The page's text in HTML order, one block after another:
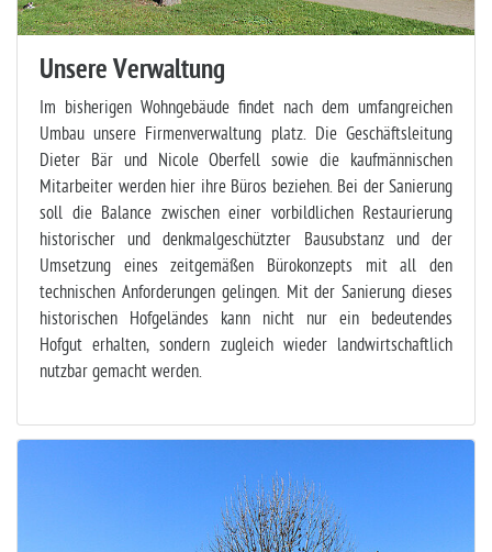
Unsere Verwaltung
Im bisherigen Wohngebäude findet nach dem umfangreichen
Umbau unsere Firmenverwaltung platz. Die Geschäftsleitung
Dieter Bär und Nicole Oberfell sowie die kaufmännischen
Mitarbeiter werden hier ihre Büros beziehen. Bei der Sanierung
soll die Balance zwischen einer vorbildlichen Restaurierung
historischer und denkmalgeschützter Bausubstanz und der
Umsetzung eines zeitgemäßen Bürokonzepts mit all den
technischen Anforderungen gelingen. Mit der Sanierung dieses
historischen Hofgeländes kann nicht nur ein bedeutendes
Hofgut erhalten, sondern zugleich wieder landwirtschaftlich
nutzbar gemacht werden.